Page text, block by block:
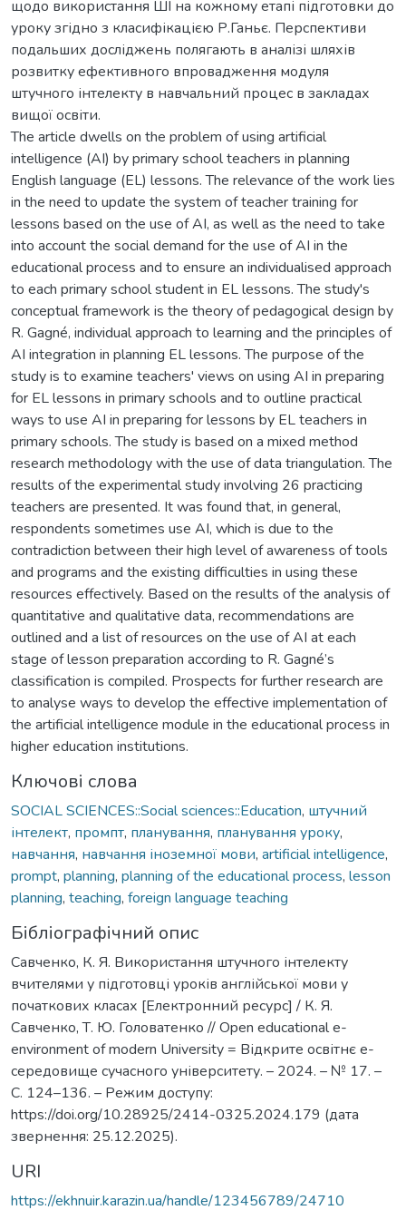
щодо використання ШІ на кожному етапі підготовки до
уроку згідно з класифікацією Р.Ганьє. Перспективи
подальших досліджень полягають в аналізі шляхів
розвитку ефективного впровадження модуля
штучного інтелекту в навчальний процес в закладах
вищої освіти.
The article dwells on the problem of using artificial
intelligence (AI) by primary school teachers in planning
English language (EL) lessons. The relevance of the work lies
in the need to update the system of teacher training for
lessons based on the use of AI, as well as the need to take
into account the social demand for the use of AI in the
educational process and to ensure an individualised approach
to each primary school student in EL lessons. The study's
conceptual framework is the theory of pedagogical design by
R. Gagné, individual approach to learning and the principles of
AI integration in planning EL lessons. The purpose of the
study is to examine teachers' views on using AI in preparing
for EL lessons in primary schools and to outline practical
ways to use AI in preparing for lessons by EL teachers in
primary schools. The study is based on a mixed method
research methodology with the use of data triangulation. The
results of the experimental study involving 26 practicing
teachers are presented. It was found that, in general,
respondents sometimes use AI, which is due to the
contradiction between their high level of awareness of tools
and programs and the existing difficulties in using these
resources effectively. Based on the results of the analysis of
quantitative and qualitative data, recommendations are
outlined and a list of resources on the use of AI at each
stage of lesson preparation according to R. Gagné’s
classification is compiled. Prospects for further research are
to analyse ways to develop the effective implementation of
the artificial intelligence module in the educational process in
higher education institutions.
Ключові слова
SOCIAL SCIENCES::Social sciences::Education, штучний
інтелект, промпт, планування, планування уроку,
навчання, навчання іноземної мови, artificial intelligence,
prompt, planning, planning of the educational process, lesson
planning, teaching, foreign language teaching
Бібліографічний опис
Савченко, К. Я. Використання штучного інтелекту
вчителями у підготовці уроків англійської мови у
початкових класах [Електронний ресурс] / К. Я.
Савченко, Т. Ю. Головатенко // Open educational e-
environment of modern University = Відкрите освітнє е-
середовище сучасного університету. – 2024. – № 17. –
С. 124–136. – Режим доступу:
https://doi.org/10.28925/2414-0325.2024.179 (дата
звернення: 25.12.2025).
URI
https://ekhnuir.karazin.ua/handle/123456789/24710